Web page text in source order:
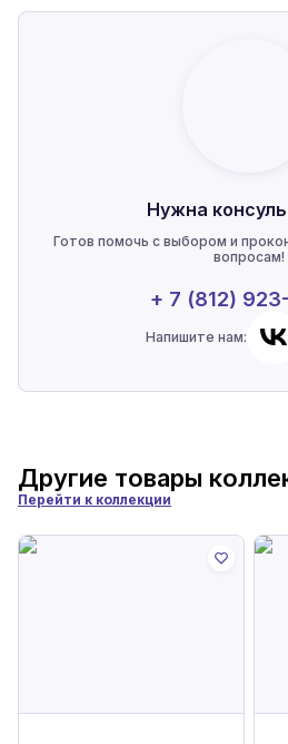
Нужна
Готов помочь с выбором и
вопросам!
+ 7 (812)
Напишите нам:
Другие товары
Перейти к коллекции